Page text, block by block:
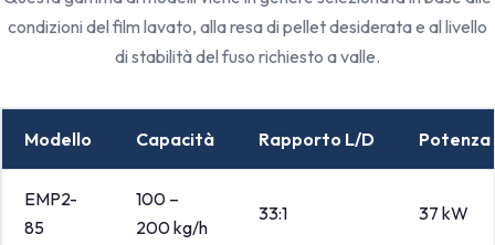
condizioni del film lavato, alla resa di pellet desiderata e al livello
di stabilità del fuso richiesto a valle.
Modello Capacità Rapporto L/D
EMP2-
85
100 –
200 kg/h
33:1 37 kW